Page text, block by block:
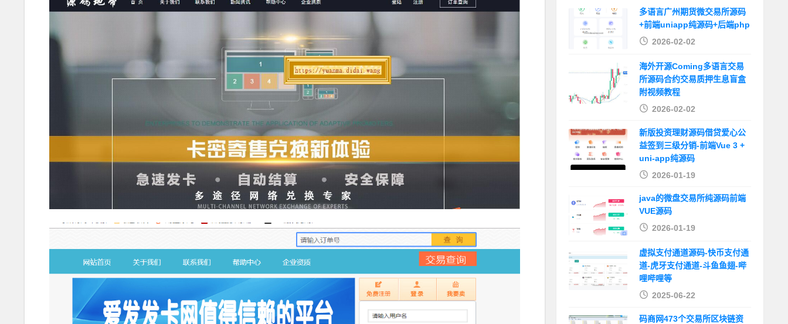
多语言广州期货微交易所源码
+前端uniapp纯源码+后端php
2026-02-02
海外开源Coming多语言交易
所源码合约交易质押生息盲盒
附视频教程
2026-02-02
新版投资理财源码借贷爱心公
益签到三级分销-前端Vue 3 +
uni-app纯源码
2026-01-19
java的微盘交易所纯源码前端
VUE源码
2026-01-19
虚拟支付通道源码-快币支付通
道-虎牙支付通道-斗鱼鱼翅-哔
哩哔哩等
2025-06-22
码商网473个交易所区块链资